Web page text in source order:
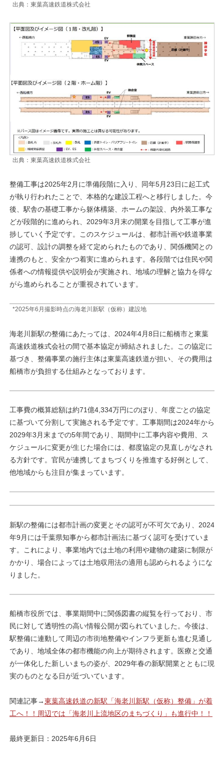
出典：東葉高速鉄道株式会社
出典：東葉高速鉄道株式会社
整備工事は2025年2月に準備段階に入り、同年5月23日に起工式
が執り行われたことで、本格的な建設工程へと移行しました。今
後、駅舎の基礎工事から躯体構築、ホームの架設、内外装工事な
どが段階的に進められ、2029年3月末の開業を目指して工事が進
捗していく予定です。このスケジュールは、都市計画や鉄道事業
の認可、設計の調整を経て定められたものであり、関係機関との
連携のもと、安全かつ着実に進められます。各段階では住民や関
係者への情報提供や説明会が実施され、地域の理解と協力を得な
がら進められることが重視されています。
*2025年6月撮影時点の海老川新駅（仮称）建設地
海老川新駅の整備にあたっては、2024年4月8日に船橋市と東葉
高速鉄道株式会社の間で基本協定が締結されました。この協定に
基づき、整備事業の施行主体は東葉高速鉄道が担い、その費用は
船橋市が負担する仕組みとなっております。
工事費の概算総額は約71億4,334万円にのぼり、年度ごとの協定
に基づいて分割して実施される予定です。工事期間は2024年から
2029年3月末までの5年間であり、期間中に工事内容や費用、ス
ケジュールに変更が生じた場合には、都度協定の見直しがなされ
る方針です。官民が連携してまちづくりを推進する好例として、
他地域からも注目が集まっています。
新駅の整備には都市計画の変更とその認可が不可欠であり、2024
年9月には千葉県知事から都市計画法に基づく認可を受けていま
す。これにより、事業地内では土地の利用や建物の建築に制限が
かかり、場合によっては土地収用法の適用も認められるようにな
りました。
船橋市役所では、事業期間中に関係図書の縦覧を行っており、市
民に対して透明性の高い情報公開が図られていました。今後は、
駅整備に連動して周辺の市街地整備やインフラ更新も進む見通し
であり、地域全体の都市機能の向上が期待されます。医療と交通
が一体化した新しいまちの姿が、2029年春の新駅開業とともに現
実のものとなる日が近づいています。
関連記事→東葉高速鉄道の新駅「海老川新駅（仮称）整備」が着
工へ！！周辺では「海老川上流地区のまちづくり」も進行中！！
最終更新日：2025年6月6日